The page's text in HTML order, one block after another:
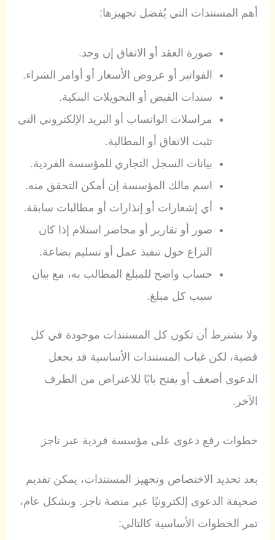
أهم المستندات التي يُفضل تجهيزها:
صورة العقد أو الاتفاق إن وجد.
الفواتير أو عروض الأسعار أو أوامر الشراء.
سندات القبض أو التحويلات البنكية.
مراسلات الواتساب أو البريد الإلكتروني التي
تثبت الاتفاق أو المطالبة.
بيانات السجل التجاري للمؤسسة الفردية.
اسم مالك المؤسسة إن أمكن التحقق منه.
أي إشعارات أو إنذارات أو مطالبات سابقة.
صور أو تقارير أو محاضر استلام إذا كان
النزاع حول تنفيذ عمل أو تسليم بضاعة.
حساب واضح للمبلغ المطالب به، مع بيان
سبب كل مبلغ.
ولا يشترط أن تكون كل المستندات موجودة في كل
قضية، لكن غياب المستندات الأساسية قد يجعل
الدعوى أضعف أو يفتح بابًا للاعتراض من الطرف
الآخر.
خطوات رفع دعوى على مؤسسة فردية عبر ناجز
بعد تحديد الاختصاص وتجهيز المستندات، يمكن تقديم
صحيفة الدعوى إلكترونيًا عبر منصة ناجز. وبشكل عام،
تمر الخطوات الأساسية كالتالي: